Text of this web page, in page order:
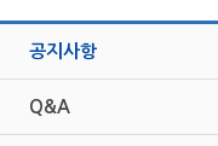
공지사항
Q&A